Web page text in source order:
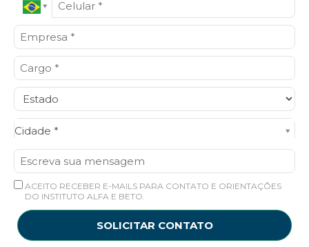
Cidade *
Cidade*
ACEITO RECEBER E-MAILS PARA CONTATO E ORIENTAÇÕES
DO INSTITUTO ALFA E BETO.
SOLICITAR CONTATO